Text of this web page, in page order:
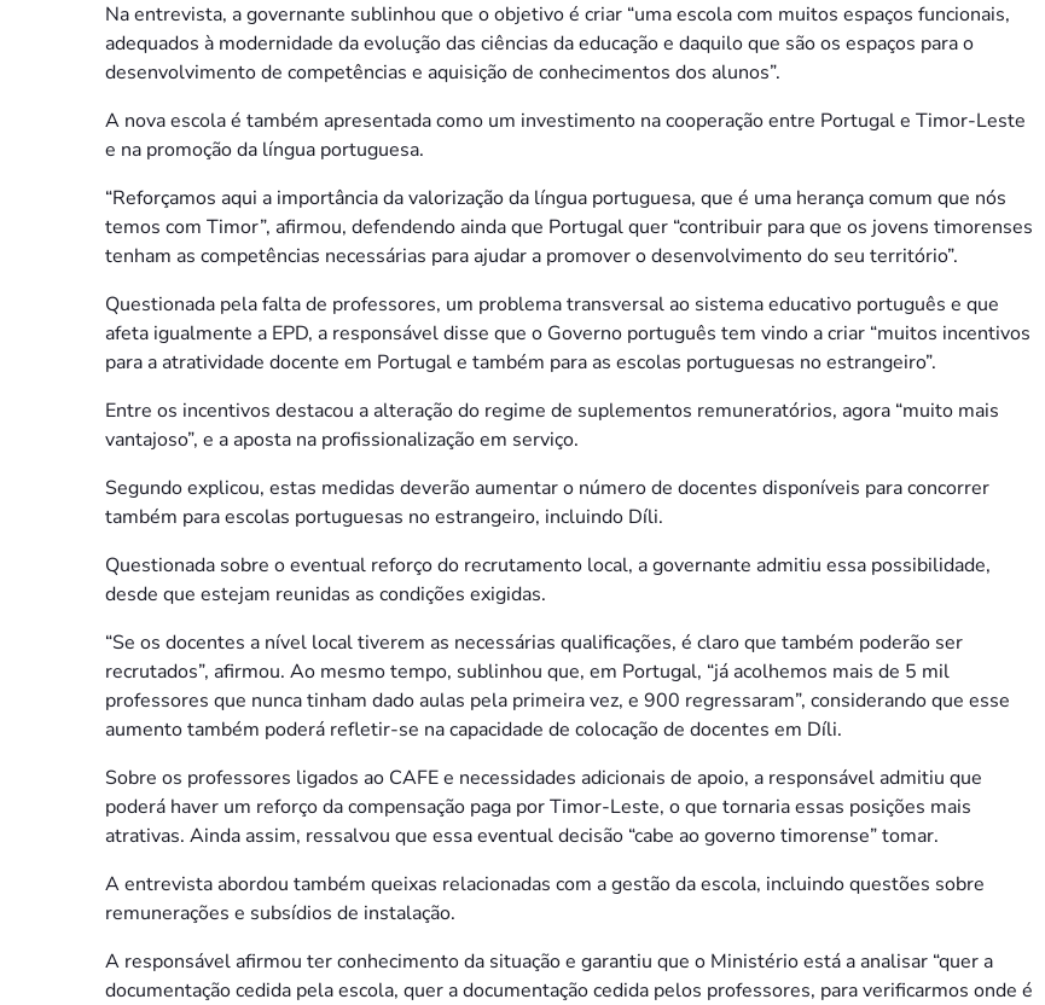
Na entrevista, a governante sublinhou que o objetivo é criar “uma escola com muitos espaços funcionais,
adequados à modernidade da evolução das ciências da educação e daquilo que são os espaços para o
desenvolvimento de competências e aquisição de conhecimentos dos alunos”.
A nova escola é também apresentada como um investimento na cooperação entre Portugal e Timor-Leste
e na promoção da língua portuguesa.
“Reforçamos aqui a importância da valorização da língua portuguesa, que é uma herança comum que nós
temos com Timor”, afirmou, defendendo ainda que Portugal quer “contribuir para que os jovens timorenses
tenham as competências necessárias para ajudar a promover o desenvolvimento do seu território”.
Questionada pela falta de professores, um problema transversal ao sistema educativo português e que
afeta igualmente a EPD, a responsável disse que o Governo português tem vindo a criar “muitos incentivos
para a atratividade docente em Portugal e também para as escolas portuguesas no estrangeiro”.
Entre os incentivos destacou a alteração do regime de suplementos remuneratórios, agora “muito mais
vantajoso”, e a aposta na profissionalização em serviço.
Segundo explicou, estas medidas deverão aumentar o número de docentes disponíveis para concorrer
também para escolas portuguesas no estrangeiro, incluindo Díli.
Questionada sobre o eventual reforço do recrutamento local, a governante admitiu essa possibilidade,
desde que estejam reunidas as condições exigidas.
“Se os docentes a nível local tiverem as necessárias qualificações, é claro que também poderão ser
recrutados”, afirmou. Ao mesmo tempo, sublinhou que, em Portugal, “já acolhemos mais de 5 mil
professores que nunca tinham dado aulas pela primeira vez, e 900 regressaram”, considerando que esse
aumento também poderá refletir-se na capacidade de colocação de docentes em Díli.
Sobre os professores ligados ao CAFE e necessidades adicionais de apoio, a responsável admitiu que
poderá haver um reforço da compensação paga por Timor-Leste, o que tornaria essas posições mais
atrativas. Ainda assim, ressalvou que essa eventual decisão “cabe ao governo timorense” tomar.
A entrevista abordou também queixas relacionadas com a gestão da escola, incluindo questões sobre
remunerações e subsídios de instalação.
A responsável afirmou ter conhecimento da situação e garantiu que o Ministério está a analisar “quer a
documentação cedida pela escola, quer a documentação cedida pelos professores, para verificarmos onde é